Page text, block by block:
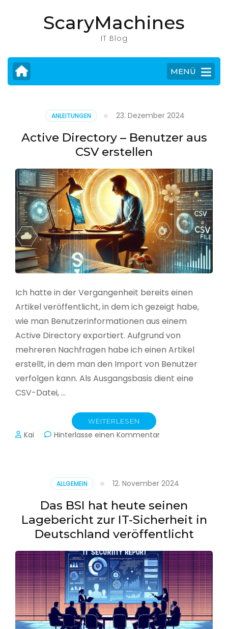
drücken)
ScaryMachines
IT Blog
MENÜ
ANLEITUNGEN 23. Dezember 2024
Active Directory – Benutzer aus
CSV erstellen
Ich hatte in der Vergangenheit bereits einen
Artikel veröffentlicht, in dem ich gezeigt habe,
wie man Benutzerinformationen aus einem
Active Directory exportiert. Aufgrund von
mehreren Nachfragen habe ich einen Artikel
erstellt, in dem man den Import von Benutzer
verfolgen kann. Als Ausgangsbasis dient eine
CSV-Datei, …
WEITERLESEN
Kai Hinterlasse einen Kommentarzu
aus
CSV
erstellen
ALLGEMEIN 12. November 2024
Das BSI hat heute seinen
Lagebericht zur IT-Sicherheit in
Deutschland veröffentlicht